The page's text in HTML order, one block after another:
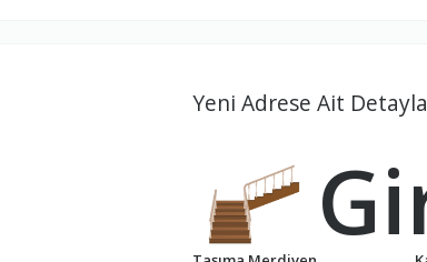
Yeni Adrese Ait